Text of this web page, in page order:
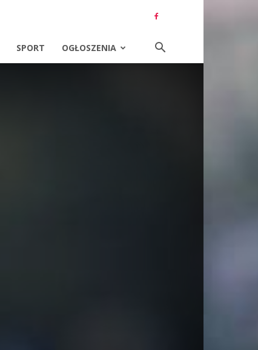
SPORT OGŁOSZENIA